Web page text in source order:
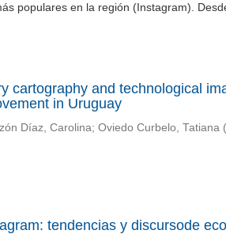
populares en la región (Instagram).
cartography and technological
in Uruguay
Díaz, Carolina; Oviedo Curbelo, Tatiana (
tendencias y discursode